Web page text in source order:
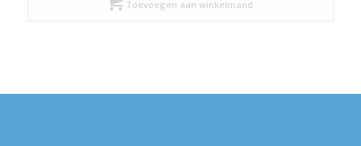
Toevoegen aan winkelmand